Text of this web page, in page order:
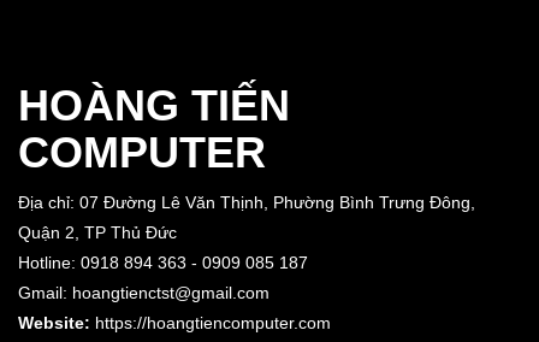
HOÀNG TIẾN
COMPUTER
Địa chỉ: 07 Đường Lê Văn Thịnh, Phường Bình Trưng Đông,
Quận 2, TP Thủ Đức
Hotline: 0918 894 363 - 0909 085 187
Gmail: hoangtienctst@gmail.com
Website: https://hoangtiencomputer.com